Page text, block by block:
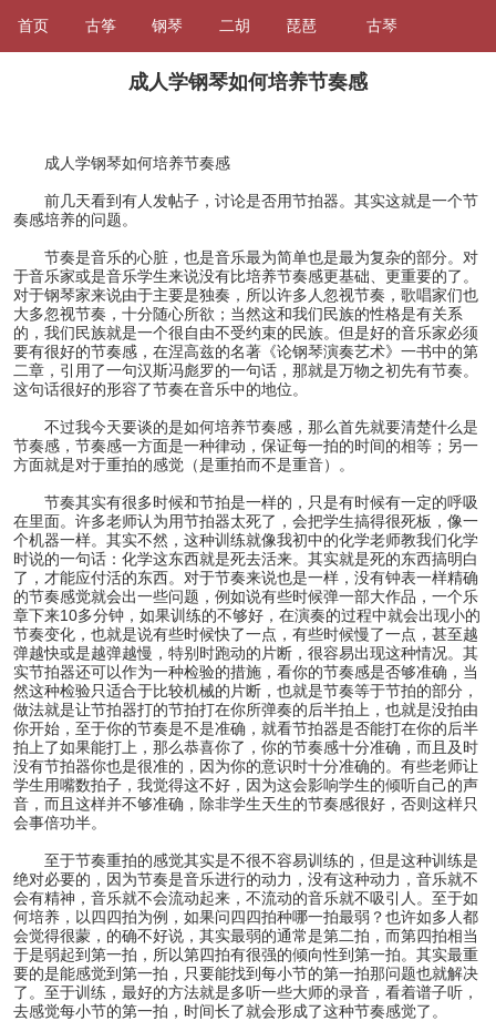
首页 古筝 钢琴 二胡 琵琶 古琴
成人学钢琴如何培养节奏感
成人学钢琴如何培养节奏感
前几天看到有人发帖子，讨论是否用节拍器。其实这就是一个节
奏感培养的问题。
节奏是音乐的心脏，也是音乐最为简单也是最为复杂的部分。对
于音乐家或是音乐学生来说没有比培养节奏感更基础、更重要的了。
对于钢琴家来说由于主要是独奏，所以许多人忽视节奏，歌唱家们也
大多忽视节奏，十分随心所欲；当然这和我们民族的性格是有关系
的，我们民族就是一个很自由不受约束的民族。但是好的音乐家必须
要有很好的节奏感，在涅高兹的名著《论钢琴演奏艺术》一书中的第
二章，引用了一句汉斯冯彪罗的一句话，那就是万物之初先有节奏。
这句话很好的形容了节奏在音乐中的地位。
不过我今天要谈的是如何培养节奏感，那么首先就要清楚什么是
节奏感，节奏感一方面是一种律动，保证每一拍的时间的相等；另一
方面就是对于重拍的感觉（是重拍而不是重音）。
节奏其实有很多时候和节拍是一样的，只是有时候有一定的呼吸
在里面。许多老师认为用节拍器太死了，会把学生搞得很死板，像一
个机器一样。其实不然，这种训练就像我初中的化学老师教我们化学
时说的一句话：化学这东西就是死去活来。其实就是死的东西搞明白
了，才能应付活的东西。对于节奏来说也是一样，没有钟表一样精确
的节奏感觉就会出一些问题，例如说有些时候弹一部大作品，一个乐
章下来10多分钟，如果训练的不够好，在演奏的过程中就会出现小的
节奏变化，也就是说有些时候快了一点，有些时候慢了一点，甚至越
弹越快或是越弹越慢，特别时跑动的片断，很容易出现这种情况。其
实节拍器还可以作为一种检验的措施，看你的节奏感是否够准确，当
然这种检验只适合于比较机械的片断，也就是节奏等于节拍的部分，
做法就是让节拍器打的节拍打在你所弹奏的后半拍上，也就是没拍由
你开始，至于你的节奏是不是准确，就看节拍器是否能打在你的后半
拍上了如果能打上，那么恭喜你了，你的节奏感十分准确，而且及时
没有节拍器你也是很准的，因为你的意识时十分准确的。有些老师让
学生用嘴数拍子，我觉得这不好，因为这会影响学生的倾听自己的声
音，而且这样并不够准确，除非学生天生的节奏感很好，否则这样只
会事倍功半。
至于节奏重拍的感觉其实是不很不容易训练的，但是这种训练是
绝对必要的，因为节奏是音乐进行的动力，没有这种动力，音乐就不
会有精神，音乐就不会流动起来，不流动的音乐就不吸引人。至于如
何培养，以四四拍为例，如果问四四拍种哪一拍最弱？也许如多人都
会觉得很蒙，的确不好说，其实最弱的通常是第二拍，而第四拍相当
于是弱起到第一拍，所以第四拍有很强的倾向性到第一拍。其实最重
要的是能感觉到第一拍，只要能找到每小节的第一拍那问题也就解决
了。至于训练，最好的方法就是多听一些大师的录音，看着谱子听，
去感觉每小节的第一拍，时间长了就会形成了这种节奏感觉了。